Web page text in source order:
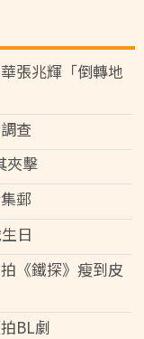
張兆輝「倒轉地
查
夾擊
郵
日
《鐵探》瘦到皮
BL劇